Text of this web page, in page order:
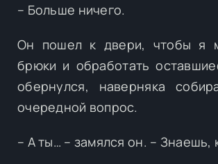
– Больше ничего.
Он пошел к двери, чтобы я
брюки и обработать
обернулся, наверняка
очередной вопрос.
– А ты… – замялся он. – Знаешь,